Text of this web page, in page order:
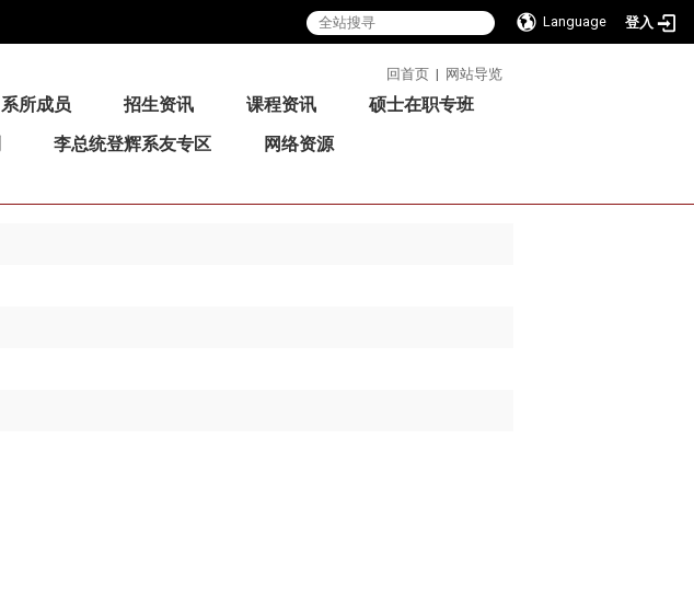
Language 登入
回首页 | 网站导览
系所成员 招生资讯 课程资讯
硕士在职专班
李总统登辉系友专区
网络资源